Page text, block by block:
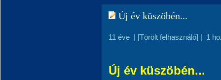
Új év küszöbén...
11 éve | [Törölt felhasználó] | 1
Új év küszöbén...